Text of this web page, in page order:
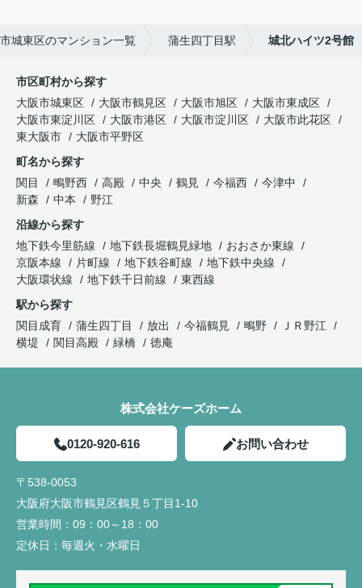
城東区のマンション一覧 蒲生四丁目駅 城北ハイツ2号館
市区町村から探す
大阪市城東区
大阪市鶴見区 大阪市旭区
大阪市東成区
大阪市東淀川区
大阪市港区 大阪市淀川区
大阪市此花区
東大阪市
大阪市平野区
町名から探す
関目
鴫野西 高殿 中央 鶴見 今福西
今津中
新森
中本
野江
沿線から探す
地下鉄今里筋線
地下鉄長堀鶴見緑地
おおさか東線
京阪本線
片町線 地下鉄谷町線
地下鉄中央線
大阪環状線
地下鉄千日前線
東西線
駅から探す
関目成育
蒲生四丁目 放出 今福鶴見 鴫野
ＪＲ野江
横堤
関目高殿 緑橋 徳庵
株式会社ケーズホーム
0120-920-616 お問い合わせ
〒538-0053
大阪府大阪市鶴見区鶴見５丁目1-10
営業時間： 09：00～18：00
定休日： 毎週火・水曜日